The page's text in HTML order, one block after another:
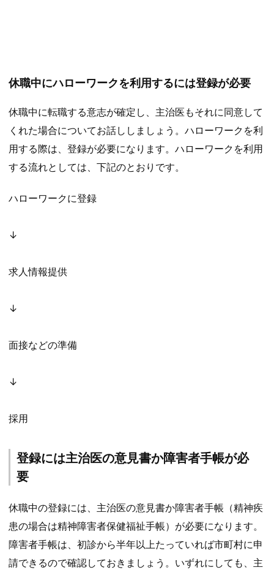
休職中にハローワークを利用するには登録が必要
休職中に転職する意志が確定し、主治医もそれに同意して
くれた場合についてお話ししましょう。ハローワークを利
用する際は、登録が必要になります。ハローワークを利用
する流れとしては、下記のとおりです。
ハローワークに登録
↓
求人情報提供
↓
面接などの準備
↓
採用
登録には主治医の意見書か障害者手帳が必
要
休職中の登録には、主治医の意見書か障害者手帳（精神疾
患の場合は精神障害者保健福祉手帳）が必要になります。
障害者手帳は、初診から半年以上たっていれば市町村に申
請できるので確認しておきましょう。いずれにしても、主